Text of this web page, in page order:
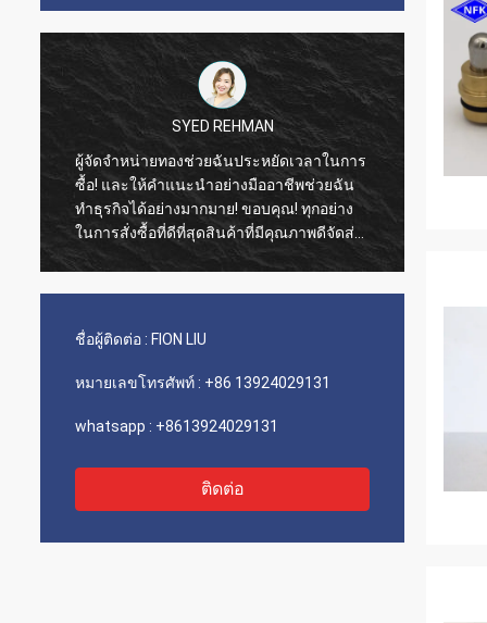
SYED REHMAN
ผู้จัดจำหน่ายทองช่วยฉันประหยัดเวลาในการ
ซื้อ! และให้คำแนะนำอย่างมืออาชีพช่วยฉัน
ทำธุรกิจได้อย่างมากมาย! ขอบคุณ! ทุกอย่าง
ในการสั่งซื้อที่ดีที่สุดสินค้าที่มีคุณภาพดีจัดส่ง
ที่รวดเร็วและการบริการที่ดีมากฉันแนะนำให้
เพิ่มเติม
ชื่อผู้ติดต่อ : FION LIU
หมายเลขโทรศัพท์ : +86 13924029131
whatsapp : +8613924029131
ติดต่อ